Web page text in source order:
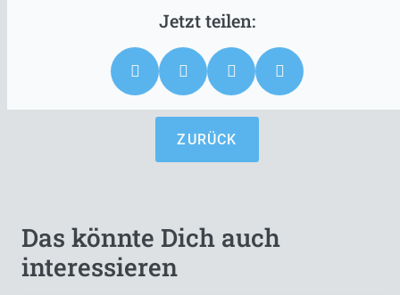
ZURÜCK
Das könnte Dich auch
interessieren